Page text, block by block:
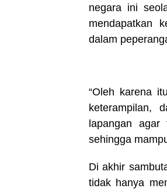
negara ini
mendapatkan
dalam
“Oleh karena
keterampilan,
lapangan
sehingga
Di akhir
tidak hanya